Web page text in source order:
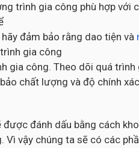
trình gia công phù hợp
đảm bảo rằng dao tiện và
gia công
gia công. Theo dõi quá
chất lượng và độ chính
đánh dấu bằng cách
vậy chúng ta sẽ có các